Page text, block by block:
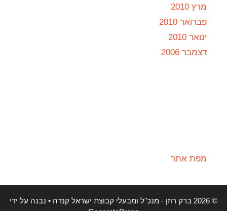
מרץ 2010
פברואר 2010
ינואר 2010
דצמבר 2006
מפת אתר
© 2026 ברק רוזן - מנכ"ל ומבעלי קבוצת ישראל קנדה
• נבנה על ידי